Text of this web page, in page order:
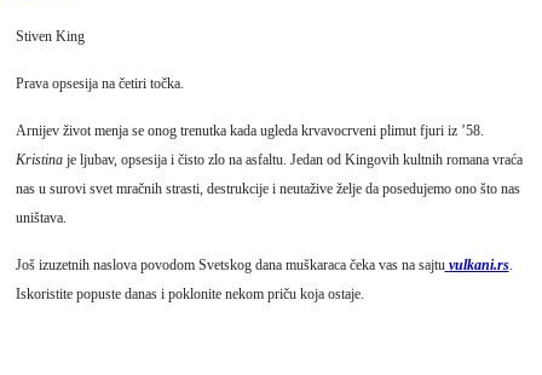
Stiven King
Prava opsesija na četiri točka.
Arnijev život menja se onog trenutka kada ugleda krvavocrveni plimut fjuri iz ’58.
Kristinaje ljubav, opsesija i čisto zlo na asfaltu. Jedan od Kingovih kultnih romana vraća
nas u surovi svet mračnih strasti, destrukcije i neutažive želje da posedujemo ono što nas
uništava.
Još izuzetnih naslova povodom Svetskog dana muškaraca čeka vas na sajtu vulkani.rs.
Iskoristite popuste danas i poklonite nekom priču koja ostaje.